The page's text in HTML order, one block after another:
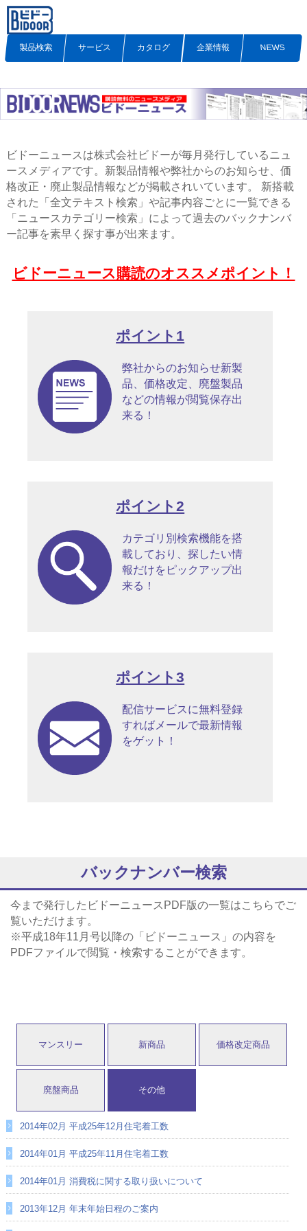
製品検索 サービス カタログ 企業情報 NEWS
ビドーニュースは株式会社ビドーが毎月発行しているニュ
ースメディアです。新製品情報や弊社からのお知らせ、価
格改正・廃止製品情報などが掲載されいています。 新搭載
された「全文テキスト検索」や記事内容ごとに一覧できる
「ニュースカテゴリー検索」によって過去のバックナンバ
ー記事を素早く探す事が出来ます。
ビドーニュース購読のオススメポイント！
ポイント1
弊社からのお知らせ新製
品、価格改定、廃盤製品
などの情報が閲覧保存出
来る！
ポイント2
カテゴリ別検索機能を搭
載しており、探したい情
報だけをピックアップ出
来る！
ポイント3
配信サービスに無料登録
すればメールで最新情報
をゲット！
バックナンバー検索
今まで発行したビドーニュースPDF版の一覧はこちらでご
覧いただけます。
※平成18年11月号以降の「ビドーニュース」の内容を
PDFファイルで閲覧・検索することができます。
マンスリー 新商品 価格改定商品
廃盤商品 その他
2014年02月 平成25年12月住宅着工数
2014年01月 平成25年11月住宅着工数
2014年01月 消費税に関する取り扱いについて
2013年12月 年末年始日程のご案内